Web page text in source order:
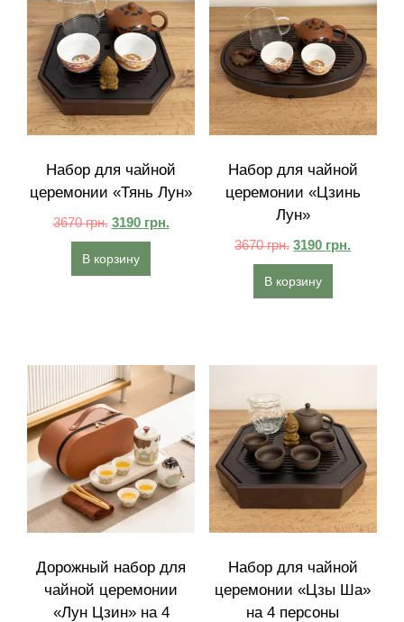
Набор для чайной
церемонии «Тянь Лун»
3670грн. 3190 грн.
В корзину
Набор для чайной
церемонии «Цзинь
Лун»
3670грн. 3190 грн.
В корзину
Дорожный набор для
чайной церемонии
«Лун Цзин» на 4
Набор для чайной
церемонии «Цзы Ша»
на 4 персоны